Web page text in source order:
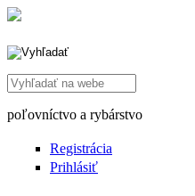
Search this site
poľovníctvo a rybárstvo
Registrácia
Prihlásiť